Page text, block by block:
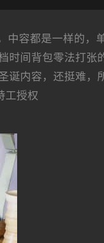
中容都是一样的，
时间背包零法打张
诞内容，还挺难，
工授权